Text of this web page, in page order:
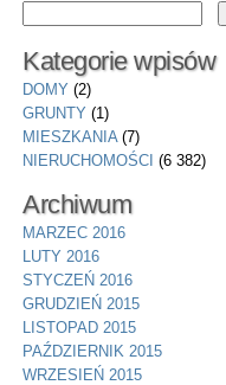
Kategorie wpisów
DOMY (2)
GRUNTY (1)
MIESZKANIA(7)
NIERUCHOMOŚCI (6 382)
Archiwum
MARZEC 2016
LUTY 2016
STYCZEŃ 2016
GRUDZIEŃ 2015
LISTOPAD 2015
PAŹDZIERNIK 2015
WRZESIEŃ 2015